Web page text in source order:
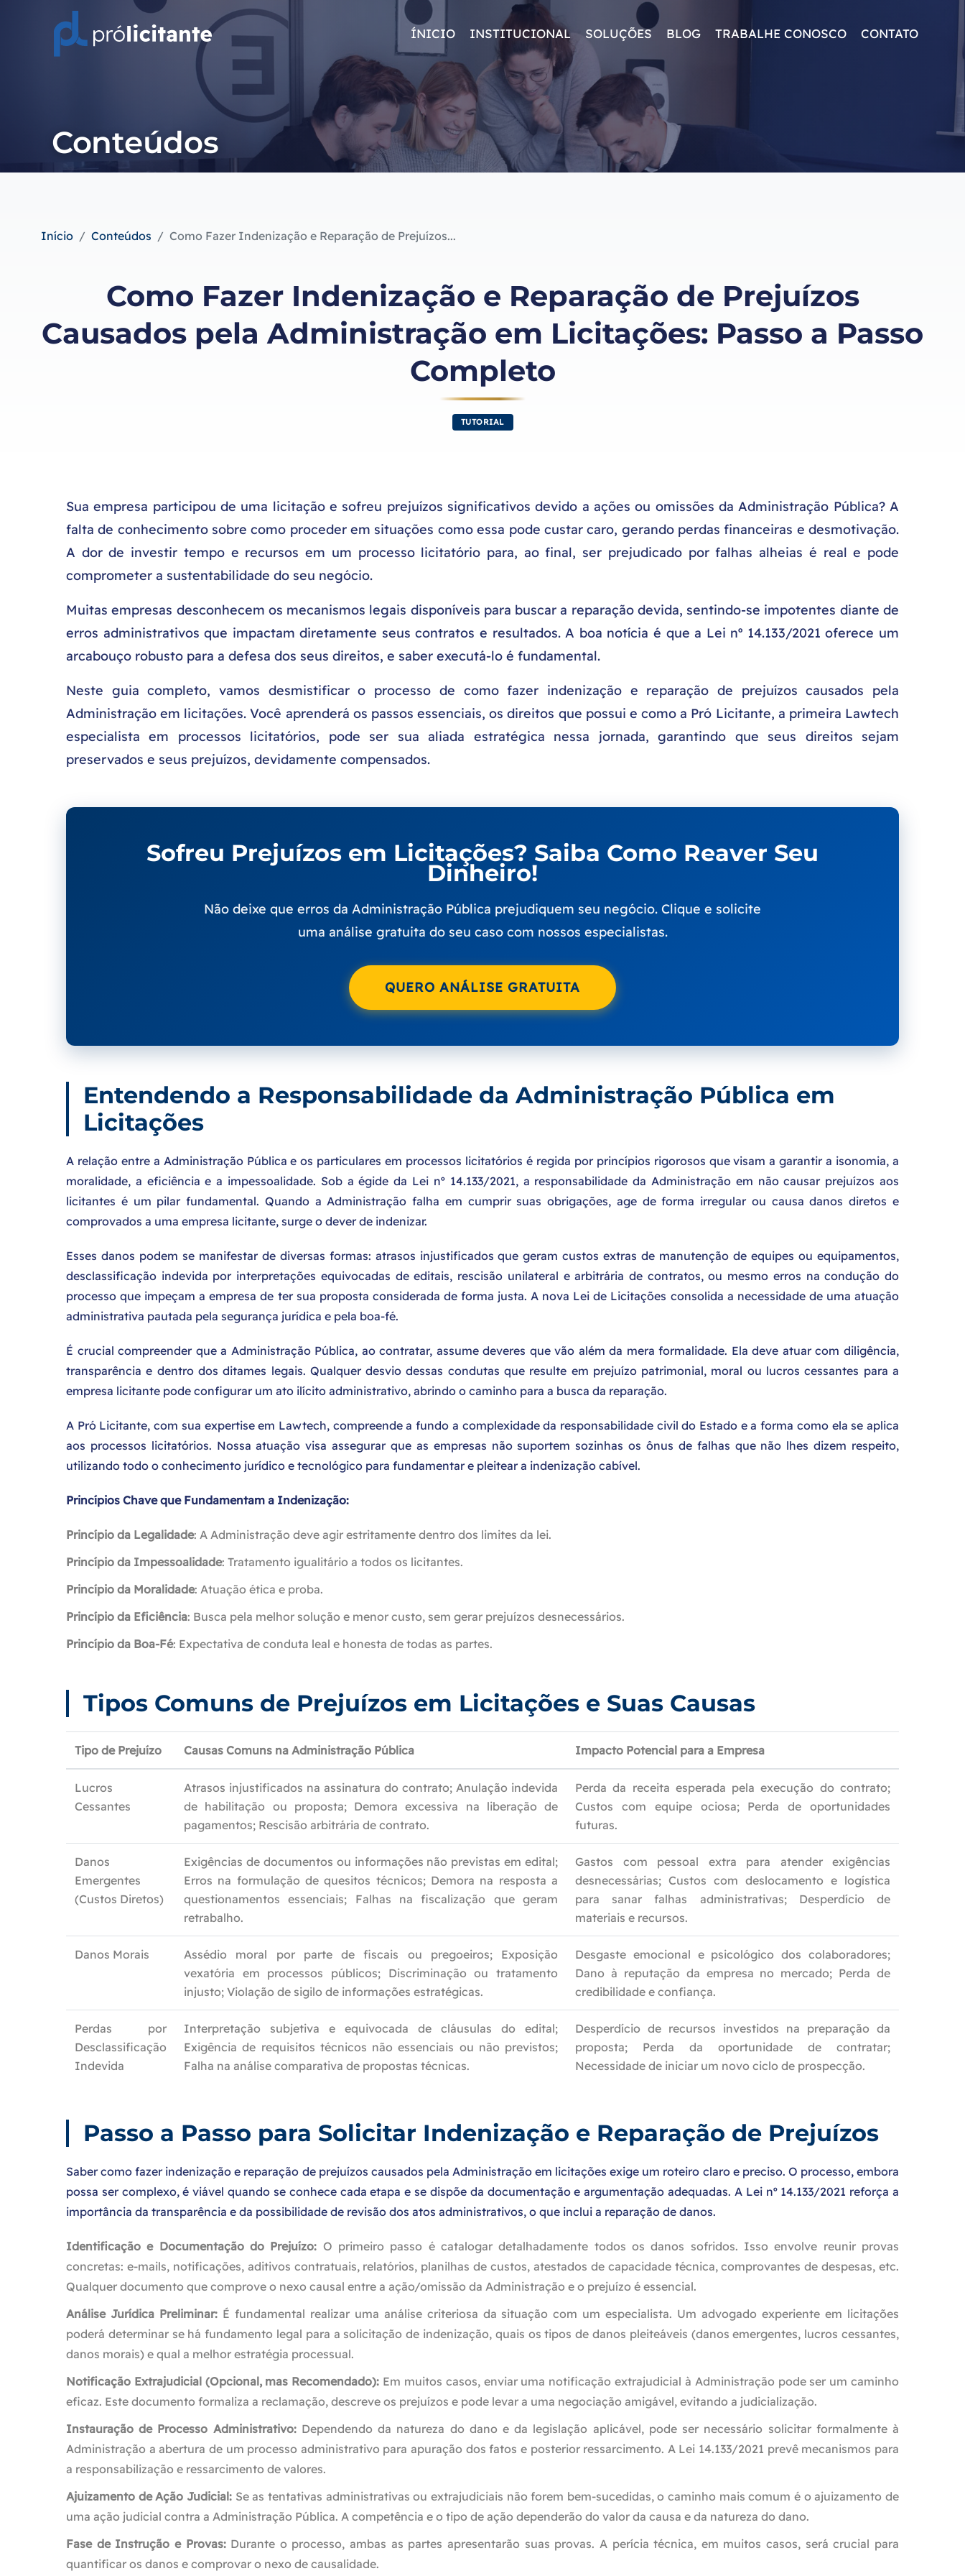
ÍNICIO INSTITUCIONAL SOLUÇÕES BLOG TRABALHE CONOSCO CONTATO
Conteúdos
Início Conteúdos Como Fazer Indenização e Reparação de Prejuízos...
Como Fazer Indenização e Reparação de Prejuízos
Causados pela Administração em Licitações: Passo a Passo
Completo
TUTORIAL
Sua empresa participou de uma licitação e sofreu prejuízos significativos devido a ações ou omissões da Administração Pública? A
falta de conhecimento sobre como proceder em situações como essa pode custar caro, gerando perdas financeiras e desmotivação.
A dor de investir tempo e recursos em um processo licitatório para, ao final, ser prejudicado por falhas alheias é real e pode
comprometer a sustentabilidade do seu negócio.
Muitas empresas desconhecem os mecanismos legais disponíveis para buscar a reparação devida, sentindo-se impotentes diante de
erros administrativos que impactam diretamente seus contratos e resultados. A boa notícia é que a Lei nº 14.133/2021 oferece um
arcabouço robusto para a defesa dos seus direitos, e saber executá-lo é fundamental.
Neste guia completo, vamos desmistificar o processo de como fazer indenização e reparação de prejuízos causados pela
Administração em licitações. Você aprenderá os passos essenciais, os direitos que possui e como a Pró Licitante, a primeira Lawtech
especialista em processos licitatórios, pode ser sua aliada estratégica nessa jornada, garantindo que seus direitos sejam
preservados e seus prejuízos, devidamente compensados.
Sofreu Prejuízos em Licitações? Saiba Como Reaver Seu
Dinheiro!
Não deixe que erros da Administração Pública prejudiquem seu negócio. Clique e solicite
uma análise gratuita do seu caso com nossos especialistas.
QUERO ANÁLISE GRATUITA
Entendendo a Responsabilidade da Administração Pública em
Licitações
A relação entre a Administração Pública e os particulares em processos licitatórios é regida por princípios rigorosos que visam a garantir a isonomia, a
moralidade, a eficiência e a impessoalidade. Sob a égide da Lei nº 14.133/2021, a responsabilidade da Administração em não causar prejuízos aos
licitantes é um pilar fundamental. Quando a Administração falha em cumprir suas obrigações, age de forma irregular ou causa danos diretos e
comprovados a uma empresa licitante, surge o dever de indenizar.
Esses danos podem se manifestar de diversas formas: atrasos injustificados que geram custos extras de manutenção de equipes ou equipamentos,
desclassificação indevida por interpretações equivocadas de editais, rescisão unilateral e arbitrária de contratos, ou mesmo erros na condução do
processo que impeçam a empresa de ter sua proposta considerada de forma justa. A nova Lei de Licitações consolida a necessidade de uma atuação
administrativa pautada pela segurança jurídica e pela boa-fé.
É crucial compreender que a Administração Pública, ao contratar, assume deveres que vão além da mera formalidade. Ela deve atuar com diligência,
transparência e dentro dos ditames legais. Qualquer desvio dessas condutas que resulte em prejuízo patrimonial, moral ou lucros cessantes para a
empresa licitante pode configurar um ato ilícito administrativo, abrindo o caminho para a busca da reparação.
A Pró Licitante, com sua expertise em Lawtech, compreende a fundo a complexidade da responsabilidade civil do Estado e a forma como ela se aplica
aos processos licitatórios. Nossa atuação visa assegurar que as empresas não suportem sozinhas os ônus de falhas que não lhes dizem respeito,
utilizando todo o conhecimento jurídico e tecnológico para fundamentar e pleitear a indenização cabível.
Princípios Chave que Fundamentam a Indenização:
Princípio da Legalidade: A Administração deve agir estritamente dentro dos limites da lei.
Princípio da Impessoalidade: Tratamento igualitário a todos os licitantes.
Princípio da Moralidade: Atuação ética e proba.
Princípio da Eficiência: Busca pela melhor solução e menor custo, sem gerar prejuízos desnecessários.
Princípio da Boa-Fé: Expectativa de conduta leal e honesta de todas as partes.
Tipos Comuns de Prejuízos em Licitações e Suas Causas
Tipo de Prejuízo Causas Comuns na Administração Pública Impacto Potencial para a Empresa
Lucros
Cessantes
Atrasos injustificados na assinatura do contrato; Anulação indevida
de habilitação ou proposta; Demora excessiva na liberação de
pagamentos; Rescisão arbitrária de contrato.
Perda da receita esperada pela execução do contrato;
Custos com equipe ociosa; Perda de oportunidades
futuras.
Danos
Emergentes
(Custos Diretos)
Exigências de documentos ou informações não previstas em edital;
Erros na formulação de quesitos técnicos; Demora na resposta a
questionamentos essenciais; Falhas na fiscalização que geram
retrabalho.
Gastos com pessoal extra para atender exigências
desnecessárias; Custos com deslocamento e logística
para sanar falhas administrativas; Desperdício de
materiais e recursos.
Danos Morais
Assédio moral por parte de fiscais ou pregoeiros; Exposição
vexatória em processos públicos; Discriminação ou tratamento
injusto; Violação de sigilo de informações estratégicas.
Desgaste emocional e psicológico dos colaboradores;
Dano à reputação da empresa no mercado; Perda de
credibilidade e confiança.
Perdas por
Desclassificação
Indevida
Interpretação subjetiva e equivocada de cláusulas do edital;
Exigência de requisitos técnicos não essenciais ou não previstos;
Falha na análise comparativa de propostas técnicas.
Desperdício de recursos investidos na preparação da
proposta; Perda da oportunidade de contratar;
Necessidade de iniciar um novo ciclo de prospecção.
Passo a Passo para Solicitar Indenização e Reparação de Prejuízos
Saber como fazer indenização e reparação de prejuízos causados pela Administração em licitações exige um roteiro claro e preciso. O processo, embora
possa ser complexo, é viável quando se conhece cada etapa e se dispõe da documentação e argumentação adequadas. A Lei nº 14.133/2021 reforça a
importância da transparência e da possibilidade de revisão dos atos administrativos, o que inclui a reparação de danos.
Identificação e Documentação do Prejuízo: O primeiro passo é catalogar detalhadamente todos os danos sofridos. Isso envolve reunir provas
concretas: e-mails, notificações, aditivos contratuais, relatórios, planilhas de custos, atestados de capacidade técnica, comprovantes de despesas, etc.
Qualquer documento que comprove o nexo causal entre a ação/omissão da Administração e o prejuízo é essencial.
Análise Jurídica Preliminar:É fundamental realizar uma análise criteriosa da situação com um especialista. Um advogado experiente em licitações
poderá determinar se há fundamento legal para a solicitação de indenização, quais os tipos de danos pleiteáveis (danos emergentes, lucros cessantes,
danos morais) e qual a melhor estratégia processual.
Notificação Extrajudicial (Opcional, mas Recomendado): Em muitos casos, enviar uma notificação extrajudicial à Administração pode ser um caminho
eficaz. Este documento formaliza a reclamação, descreve os prejuízos e pode levar a uma negociação amigável, evitando a judicialização.
Instauração de Processo Administrativo:Dependendo da natureza do dano e da legislação aplicável, pode ser necessário solicitar formalmente à
Administração a abertura de um processo administrativo para apuração dos fatos e posterior ressarcimento. A Lei 14.133/2021 prevê mecanismos para
a responsabilização e ressarcimento de valores.
Ajuizamento de Ação Judicial:Se as tentativas administrativas ou extrajudiciais não forem bem-sucedidas, o caminho mais comum é o ajuizamento de
uma ação judicial contra a Administração Pública. A competência e o tipo de ação dependerão do valor da causa e da natureza do dano.
Fase de Instrução e Provas:Durante o processo, ambas as partes apresentarão suas provas. A perícia técnica, em muitos casos, será crucial para
quantificar os danos e comprovar o nexo de causalidade.